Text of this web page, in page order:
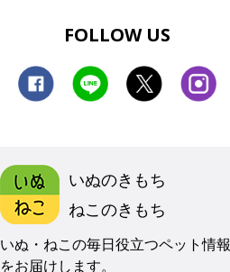
FOLLOW US
いぬのきもち
ねこのきもち
いぬ・ねこの毎日役立つペット情報
をお届けします。